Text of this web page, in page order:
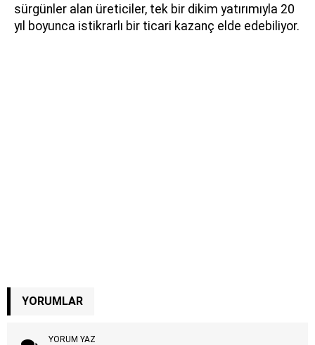
sürgünler alan üreticiler, tek bir dikim yatırımıyla 20
yıl boyunca istikrarlı bir ticari kazanç elde edebiliyor.
YORUMLAR
YORUM YAZ